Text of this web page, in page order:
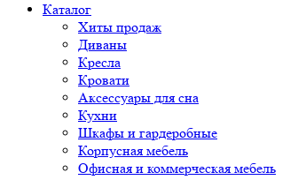
Каталог
Хиты продаж
Диваны
Кресла
Кровати
Аксессуары для сна
Кухни
Шкафы и гардеробные
Корпусная мебель
Офисная и коммерческая мебель